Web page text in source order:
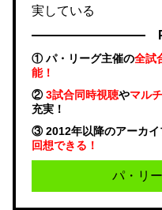
実している
① パ・リーグ主催の全試
能！
②3試合同時視聴やマル
充実！
③ 2012年以降のアーカイ
回想できる！
パ・リ